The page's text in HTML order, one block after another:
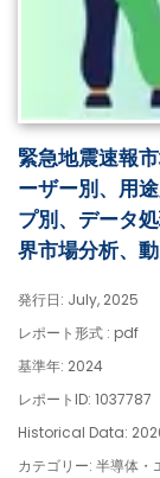
緊急地震速報
ーザー別、用
プ別、データ
界市場分析、
発行日: July, 2025
レポート形式 : pdf
基準年: 2024
レポートID: 1037787
Historical Data:
カテゴリー: 半導体・